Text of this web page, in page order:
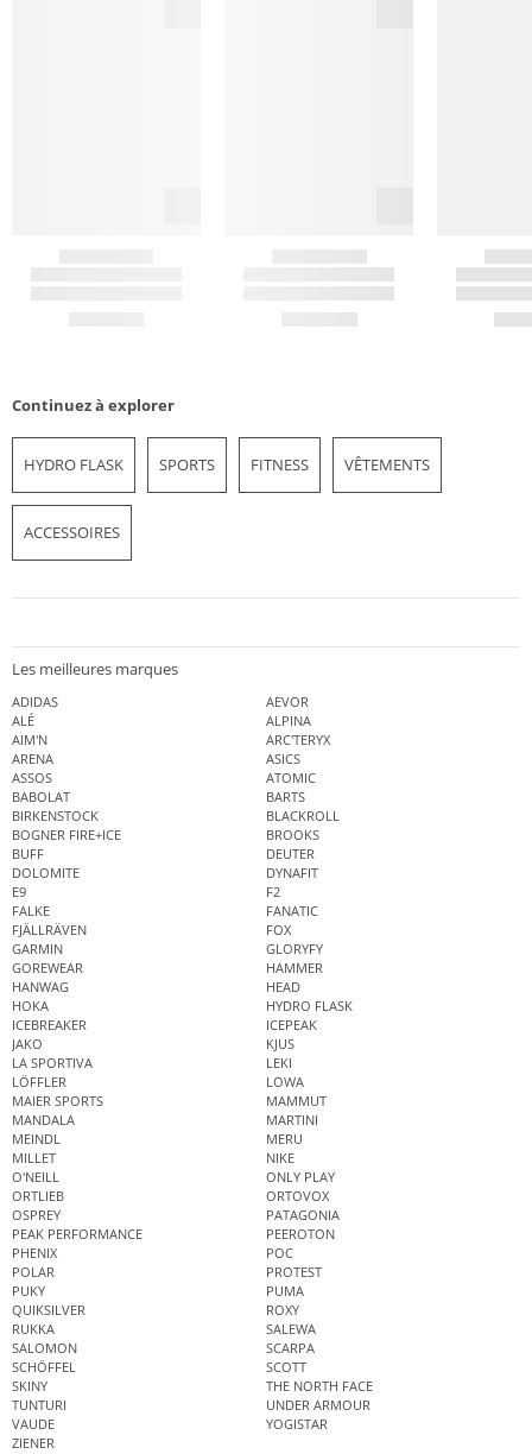
Continuez à explorer
HYDRO FLASK SPORTS FITNESS VÊTEMENTS
ACCESSOIRES
Les meilleures marques
ADIDAS
AEVOR
ALÉ
ALPINA
AIM'N
ARC'TERYX
ARENA
ASICS
ASSOS
ATOMIC
BABOLAT
BARTS
BIRKENSTOCK
BLACKROLL
BOGNER FIRE+ICE
BROOKS
BUFF
DEUTER
DOLOMITE
DYNAFIT
E9
F2
FALKE
FANATIC
FJÄLLRÄVEN
FOX
GARMIN
GLORYFY
GOREWEAR
HAMMER
HANWAG
HEAD
HOKA
HYDRO FLASK
ICEBREAKER
ICEPEAK
JAKO
KJUS
LA SPORTIVA
LEKI
LÖFFLER
LOWA
MAIER SPORTS
MAMMUT
MANDALA
MARTINI
MEINDL
MERU
MILLET
NIKE
O'NEILL
ONLY PLAY
ORTLIEB
ORTOVOX
OSPREY
PATAGONIA
PEAK PERFORMANCE
PEEROTON
PHENIX
POC
POLAR
PROTEST
PUKY
PUMA
QUIKSILVER
ROXY
RUKKA
SALEWA
SALOMON
SCARPA
SCHÖFFEL
SCOTT
SKINY
THE NORTH FACE
TUNTURI
UNDER ARMOUR
VAUDE
YOGISTAR
ZIENER